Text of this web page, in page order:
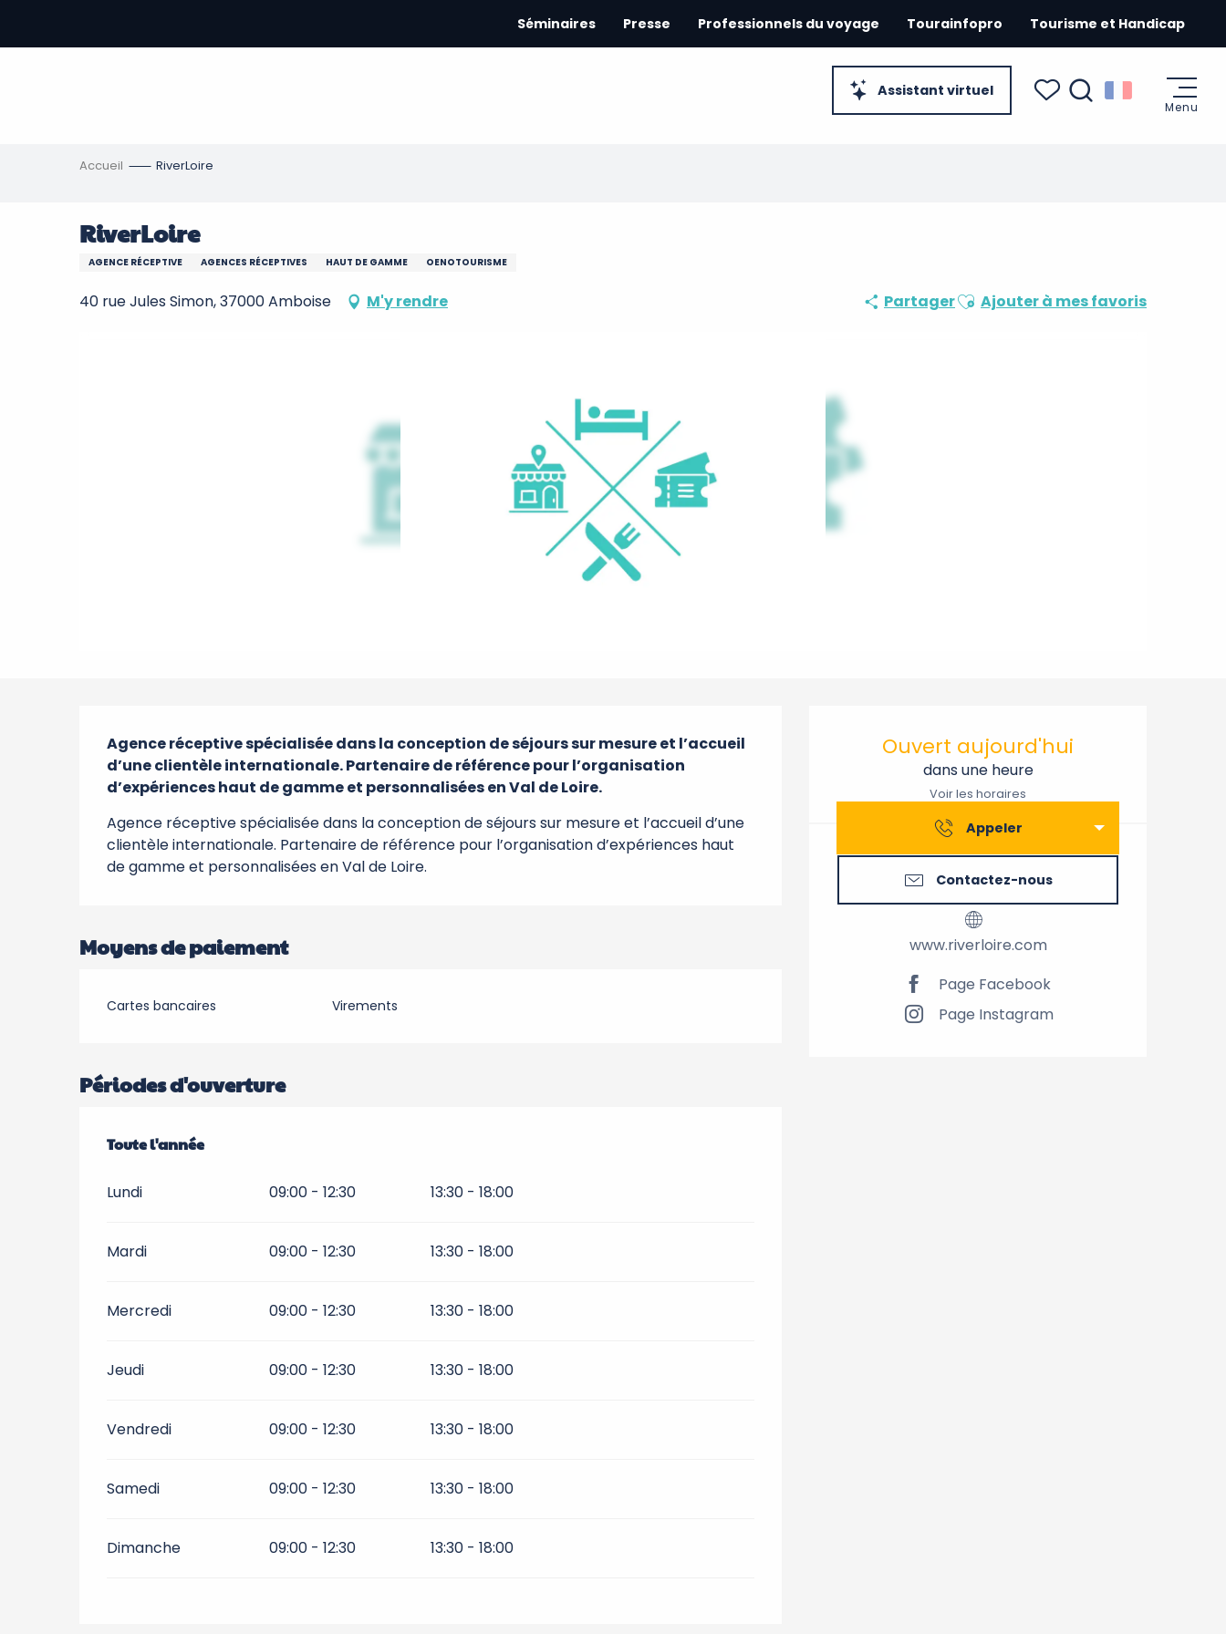
contenu
Assistant virtuel
Séminaires Presse Professionnels du voyage Tourainfopro Tourisme et Handicap
Menu
Accueil RiverLoire
RiverLoire
AGENCE RÉCEPTIVE AGENCES RÉCEPTIVES HAUT DE GAMME OENOTOURISME
40 rue Jules Simon, 37000 Amboise M'y rendre PartagerAjouter aux favoris
Ajouter à mes favoris
Ouverture et
Ouvert aujourd'hui
dans une heure
Voir les horaires
Appeler
Contactez-nous
www.riverloire.com
Page Facebook
Page Instagram
Description
Agence réceptive spécialisée dans la conception de séjours sur mesure et l’accueil
d’une clientèle internationale. Partenaire de référence pour l’organisation
d’expériences haut de gamme et personnalisées en Val de Loire.
Agence réceptive spécialisée dans la conception de séjours sur mesure et l’accueil d’une
clientèle internationale. Partenaire de référence pour l’organisation d’expériences haut
de gamme et personnalisées en Val de Loire.
Moyens de paiement
Cartes bancaires Virements
Périodes d'ouverture
Toute l'année
Toute l'année
Lundi 09:00 - 12:30 13:30 - 18:00
Mardi 09:00 - 12:30 13:30 - 18:00
Mercredi 09:00 - 12:30 13:30 - 18:00
Jeudi 09:00 - 12:30 13:30 - 18:00
Vendredi 09:00 - 12:30 13:30 - 18:00
Samedi 09:00 - 12:30 13:30 - 18:00
Dimanche 09:00 - 12:30 13:30 - 18:00